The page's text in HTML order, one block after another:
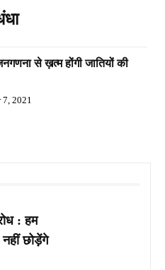
से ख़त्म होंगी जातियों की
7, 2021
: हम
छोड़ेंगे